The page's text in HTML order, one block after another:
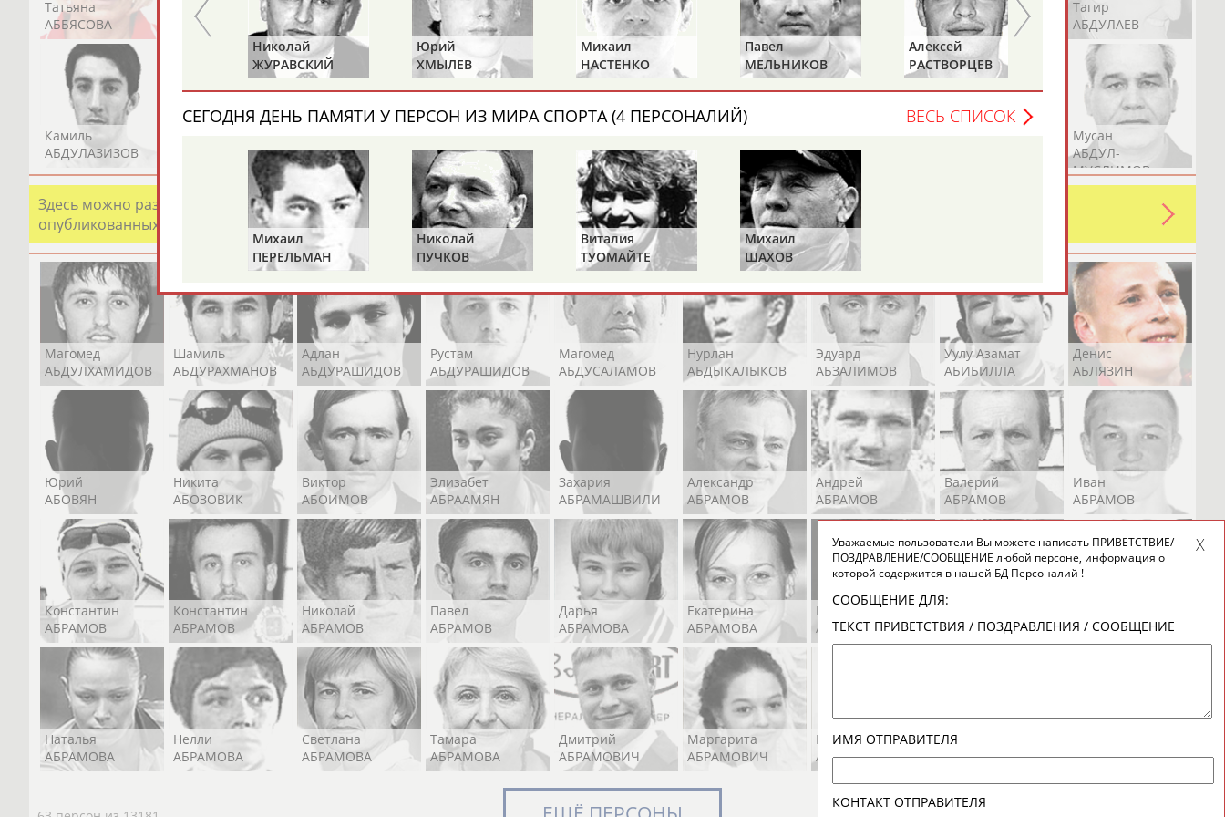
Татьяна
АББЯСОВА
Акжана
АБДИКАРИМОВА
Артур
АБДРАХМАНОВ
Каримжан
АБДРАХМАНОВ
Аделя
АБДРАХМАНОВА
Андрей
АБДУВАЛИЕВ
Герман
АБДУЛАЕВ
Рамазан
АБДУЛАЕВ
Тагир
АБДУЛАЕВ
Камиль
АБДУЛАЗИЗОВ
АБДУЛБЕКОВ
АБДУЛДАУДОВ
АБДУЛЖАЛИЛОВ
АБДУЛКАГИРОВ
АБДУЛЛАЕВ
АБДУЛЛИН
Мусан
АБДУЛ-
МУСЛИМОВ
Здесь можно разместить информацию о хорошо известном спортсмене, тренере, специалисте или исправить какую-либо ошибку в уже
опубликованных записях. Страна должна знать своих героев! Герои спорта - это одни из главных патриотов своей страны!
Магомед
АБДУЛХАМИДОВ
Шамиль
АБДУРАХМАНОВ
Адлан
АБДУРАШИДОВ
Рустам
АБДУРАШИДОВ
Магомед
АБДУСАЛАМОВ
Нурлан
АБДЫКАЛЫКОВ
Эдуард
АБЗАЛИМОВ
Уулу Азамат
АБИБИЛЛА
Денис
АБЛЯЗИН
Юрий
АБОВЯН
Никита
АБОЗОВИК
Виктор
АБОИМОВ
Элизабет
АБРААМЯН
Захария
АБРАМАШВИЛИ
Александр
АБРАМОВ
Андрей
АБРАМОВ
Валерий
АБРАМОВ
Иван
АБРАМОВ
Константин
АБРАМОВ
Константин
АБРАМОВ
Николай
АБРАМОВ
Павел
АБРАМОВ
Дарья
АБРАМОВА
Екатерина
АБРАМОВА
Екатерина
АБРАМОВА
Ирина
АБРАМОВА
АБРАМОВА
Наталья
АБРАМОВА
Нелли
АБРАМОВА
Светлана
АБРАМОВА
Тамара
АБРАМОВА
Дмитрий
АБРАМОВИЧ
Маргарита
АБРАМОВИЧ
Иракли
АБРАМЯН
Осеп
АБРАМЯН
АБРАРОВ
Равиля
ПРОКОПЕНКО
(САЛИМОВА)
Николай
ЖУРАВСКИЙ
Юрий
ХМЫЛЕВ
Михаил
НАСТЕНКО
Павел
МЕЛЬНИКОВ
Алексей
РАСТВОРЦЕВ
Дмитрий
ШЕПЕЛЬ
СЕГОДНЯ ДЕНЬ ПАМЯТИ У ПЕРСОН ИЗ МИРА СПОРТА (4 ПЕРСОНАЛИЙ) ВЕСЬ СПИСОК
Михаил
ПЕРЕЛЬМАН
(ПЕРЛЬМАН)
Николай
ПУЧКОВ
Виталия
ТУОМАЙТЕ
Михаил
ШАХОВ
Уважаемые пользователи Вы можете написать ПРИВЕТСТВИЕ/
ПОЗДРАВЛЕНИЕ/СООБЩЕНИЕ любой персоне, информация о
которой содержится в нашей БД Персоналий !
СООБЩЕНИЕ ДЛЯ:
ТЕКСТ ПРИВЕТСТВИЯ / ПОЗДРАВЛЕНИЯ / СООБЩЕНИЕ
ИМЯ ОТПРАВИТЕЛЯ
КОНТАКТ ОТПРАВИТЕЛЯ